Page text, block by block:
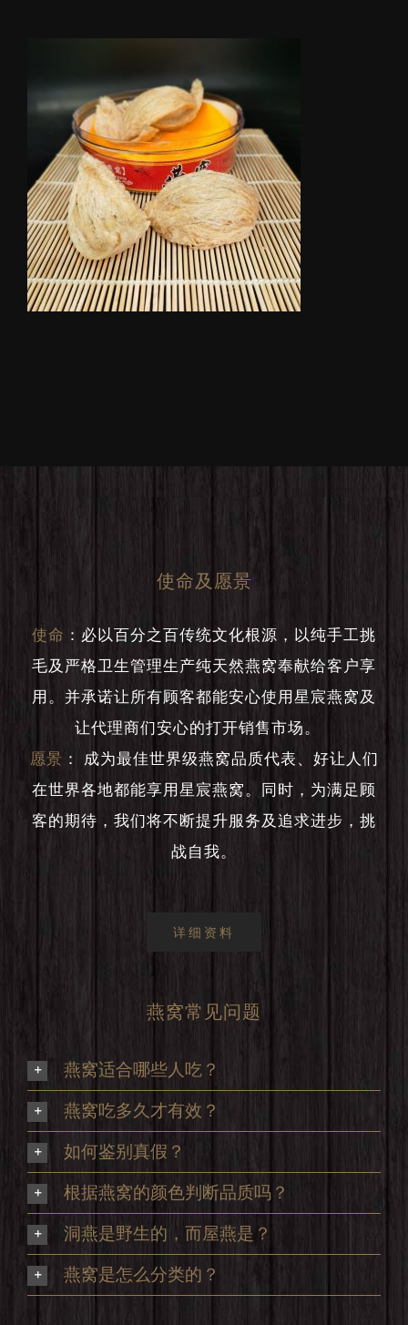
使命及愿景
使命 ： 必以百分之百传统文化根源，以纯手工挑
毛及严格卫生管理生产纯天然燕窝奉献给客户享
用。并承诺让所有顾客都能安心使用星宸燕窝及
让代理商们安心的打开销售市场。
愿景 ：
成为最佳世界级燕窝品质代表、好让人们
在世界各地都能享用星宸燕窝。同时，为满足顾
客的期待，我们将不断提升服务及追求进步，挑
战自我。
详细资料
燕窝常见问题
燕窝适合哪些人吃？
燕窝吃多久才有效？
如何鉴别真假？
根据燕窝的颜色判断品质吗？
洞燕是野生的，而屋燕是？
燕窝是怎么分类的？